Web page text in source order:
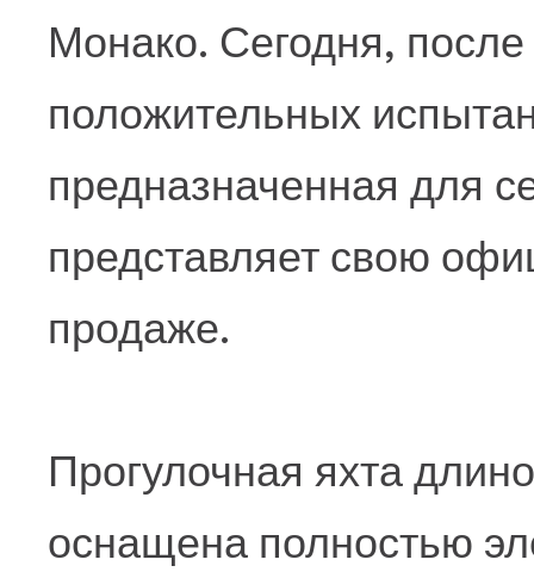
Монако. Сегодня,
положительных
предназначенная для
представляет свою
продаже.
Прогулочная яхта
оснащена полностью